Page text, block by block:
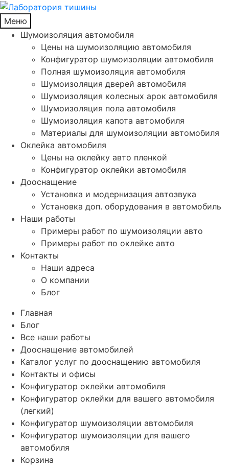
Меню
Шумоизоляция автомобиля
Цены на шумоизоляцию автомобиля
Конфигуратор шумоизоляции автомобиля
Полная шумоизоляция автомобиля
Шумоизоляция дверей автомобиля
Шумоизоляция колесных арок автомобиля
Шумоизоляция пола автомобиля
Шумоизоляция капота автомобиля
Материалы для шумоизоляции автомобиля
Оклейка автомобиля
Цены на оклейку авто пленкой
Конфигуратор оклейки автомобиля
Дооснащение
Установка и модернизация автозвука
Установка доп. оборудования в автомобиль
Наши работы
Примеры работ по шумоизоляции авто
Примеры работ по оклейке авто
Контакты
Наши адреса
О компании
Блог
Главная
Блог
Все наши работы
Дооснащение автомобилей
Каталог услуг по дооснащению автомобиля
Контакты и офисы
Конфигуратор оклейки автомобиля
Конфигуратор оклейки для вашего автомобиля
(легкий)
Конфигуратор шумоизоляции автомобиля
Конфигуратор шумоизоляции для вашего
автомобиля
Корзина